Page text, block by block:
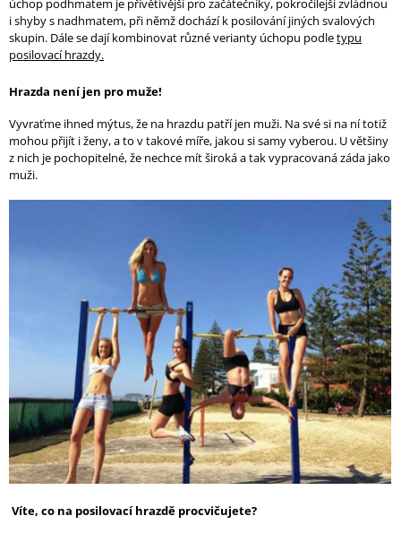
úchop podhmatem je přívětivější pro začátečníky, pokročilejší zvládnou
i shyby s nadhmatem, při němž dochází k posilování jiných svalových
skupin. Dále se dají kombinovat různé verianty úchopu podletypu
posilovací hrazdy.
Hrazda není jen pro muže!
Vyvraťme ihned mýtus, že na hrazdu patří jen muži. Na své si na ní totiž
mohou přijít i ženy, a to v takové míře, jakou si samy vyberou. U většiny
z nich je pochopitelné, že nechce mít široká a tak vypracovaná záda jako
muži.
Víte, co na posilovací hrazdě procvičujete?